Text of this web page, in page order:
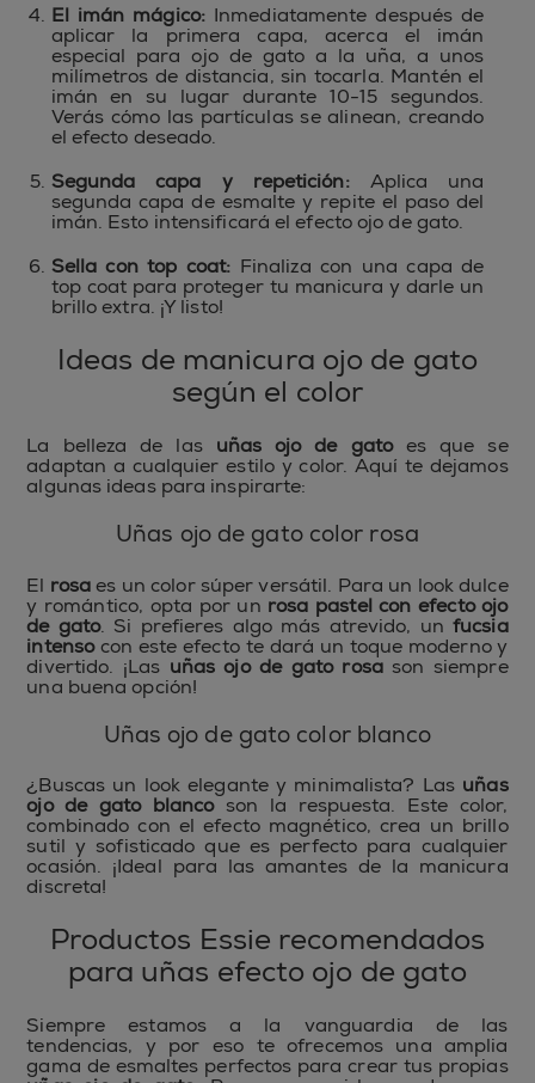
El imán mágico:Inmediatamente después de
aplicar la primera capa, acerca el imán
especial para ojo de gato a la uña, a unos
milímetros de distancia, sin tocarla. Mantén el
imán en su lugar durante 10-15 segundos.
Verás cómo las partículas se alinean, creando
el efecto deseado.
Segunda capa y repetición:Aplica una
segunda capa de esmalte y repite el paso del
imán. Esto intensificará el efecto ojo de gato.
Sella con top coat: Finaliza con una capa de
top coat para proteger tu manicura y darle un
brillo extra. ¡Y listo!
Ideas de manicura ojo de gato
según el color
La belleza de las uñas ojo de gatoes que se
adaptan a cualquier estilo y color. Aquí te dejamos
algunas ideas para inspirarte:
Uñas ojo de gato color rosa
El rosaes un color súper versátil. Para un look dulce
y romántico, opta por un rosa pastel con efecto ojo
de gato. Si prefieres algo más atrevido, unfucsia
intensocon este efecto te dará un toque moderno y
divertido. ¡Las uñas ojo de gato rosason siempre
una buena opción!
Uñas ojo de gato color blanco
¿Buscas un look elegante y minimalista? Las uñas
ojo de gato blancoson la respuesta. Este color,
combinado con el efecto magnético, crea un brillo
sutil y sofisticado que es perfecto para cualquier
ocasión. ¡Ideal para las amantes de la manicura
discreta!
Productos Essie recomendados
para uñas efecto ojo de gato
Siempre estamos a la vanguardia de las
tendencias, y por eso te ofrecemos una amplia
gama de esmaltes perfectos para crear tus propias